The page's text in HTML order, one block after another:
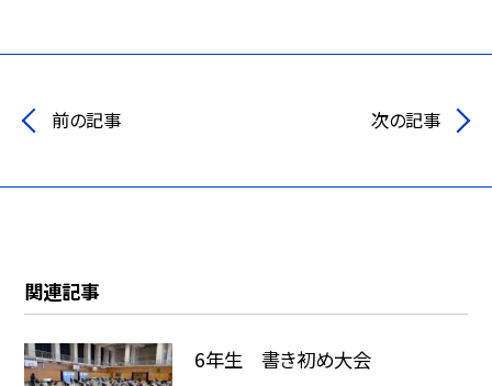
前の記事 次の記事
関連記事
6年生 書き初め大会